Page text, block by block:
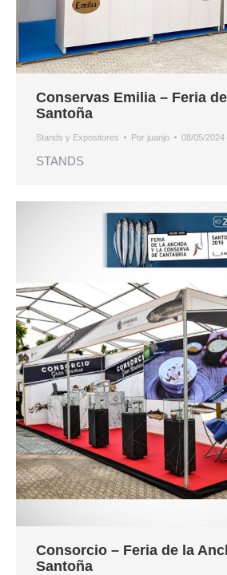
Conservas Emilia – Feria
Santoña
Stands y Expositores Por juanjo 08/05/2024
STANDS
Consorcio – Feria de la
Santoña